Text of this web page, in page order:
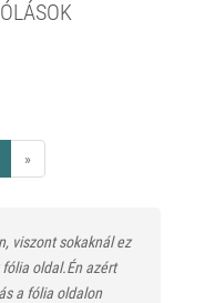
»
viszont sokaknál ez
oldal.Én azért
a fólia oldalon